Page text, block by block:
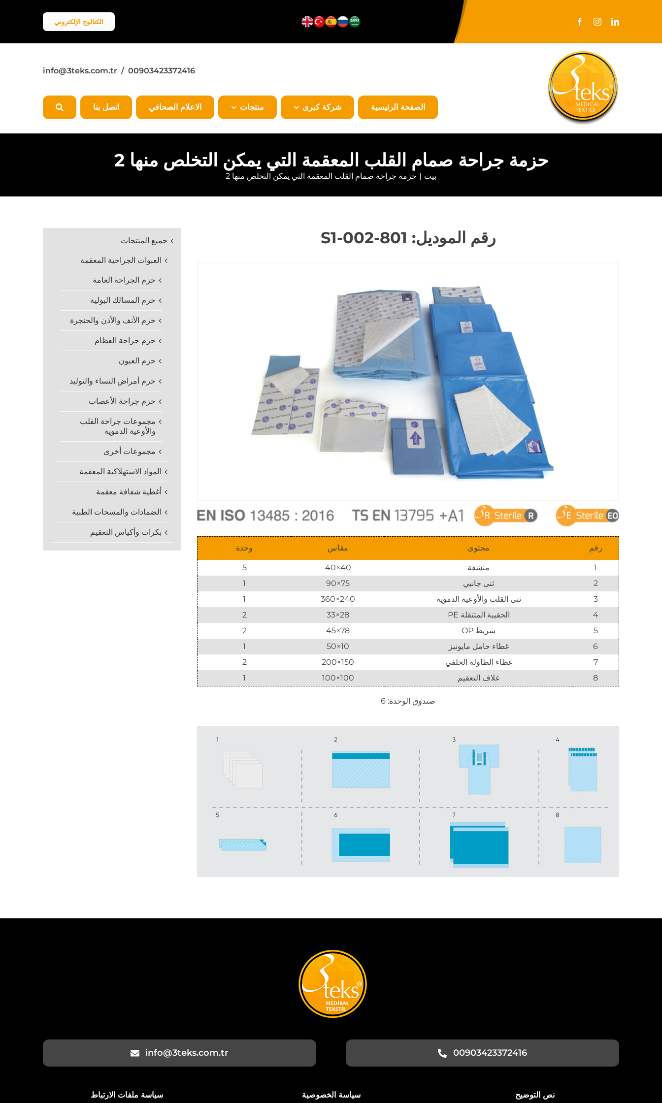
الكتالوج الإلكتروني
info@3teks.com.tr/ 00903423372416
الصفحة الرئيسية شركة كبرى منتجات الاعلام الصحافي اتصل بنا
حزمة جراحة صمام القلب المعقمة التي يمكن التخلص منها 2
بيت حزمة جراحة صمام القلب المعقمة التي يمكن التخلص منها 2
رقم الموديل: 801-002-S1
رقم محتوى مقاس وحدة
1 منشفة 40×40
5
2
ثنى جانبي 75×90
1
3
ثنى القلب والأوعية الدموية 240×360
1
4
الحقيبة المتنقلة PE 28×33
2
5
شريط OP 78×45
2
6
غطاء حامل مايونيز 10×50
1
7
غطاء الطاولة الخلفي 150×200
2
8
غلاف التعقيم 100×100
1
صندوق الوحدة: 6
جميع المنتجات
العبوات الجراحية المعقمة
حزم الجراحة العامة
حزم المسالك البولية
حزم الأنف والأذن والحنجرة
حزم جراحة العظام
حزم العيون
حزم أمراض النساء والتوليد
حزم جراحة الأعصاب
مجموعات جراحة القلب
والأوعية الدموية
مجموعات أخرى
المواد الاستهلاكية المعقمة
أغطية شفافة معقمة
الضمادات والمسحات الطبية
بكرات وأكياس التعقيم
00903423372416
info@3teks.com.tr
نص التوضيح سياسة الخصوصية سياسة ملفات الارتباط